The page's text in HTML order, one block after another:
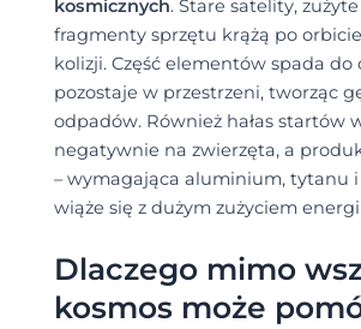
kosmicznych. Stare satelity,
fragmenty sprzętu krążą po
kolizji. Część elementów spada do
pozostaje w przestrzeni, tworząc
odpadów. Również hałas startów
negatywnie na zwierzęta, a
– wymagająca aluminium, tytanu
wiąże się z dużym zużyciem
Dlaczego mimo
kosmos może